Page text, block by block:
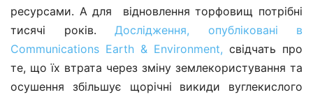
ресурсами. А для відновлення торфовищ потрібні
тисячі років. Дослідження, опубліковані в
Communications Earth & Environment, свідчать про
те, що їх втрата через зміну землекористування та
осушення збільшує щорічні викиди вуглекислого